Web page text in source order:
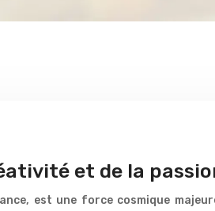
et de la
est une force cosmique